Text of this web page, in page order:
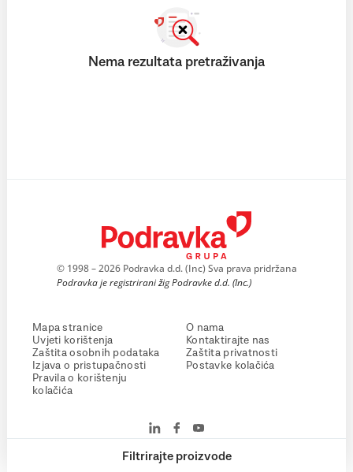
Filtrirajte proizvode
Nema rezultata pretraživanja
© 1998 – 2026 Podravka d.d. (Inc) Sva prava pridržana
Podravka je registrirani žig Podravke d.d. (Inc.)
Mapa stranice
Uvjeti korištenja
Zaštita osobnih podataka
Izjava o pristupačnosti
Pravila o korištenju
kolačića
O nama
Kontaktirajte nas
Zaštita privatnosti
Postavke kolačića